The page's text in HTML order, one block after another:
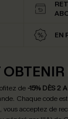
EN
de -15% DÈS 2
Chaque code
acceptez de